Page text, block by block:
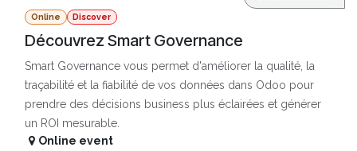
Online Discover
Découvrez Smart Governance
Smart Governance vous permet d'améliorer la qualité, la
traçabilité et la fiabilité de vos données dans Odoo pour
prendre des décisions business plus éclairées et générer
un ROI mesurable.
Online event